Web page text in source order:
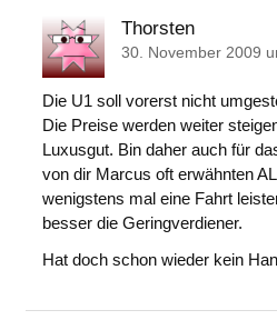
Thorsten
30. November 2009
Die U1 soll vorerst nicht
Die Preise werden weiter
Luxusgut. Bin daher auch für
von dir Marcus oft erwähnten
wenigstens mal eine Fahrt
besser die Geringverdiener.
Hat doch schon wieder kein